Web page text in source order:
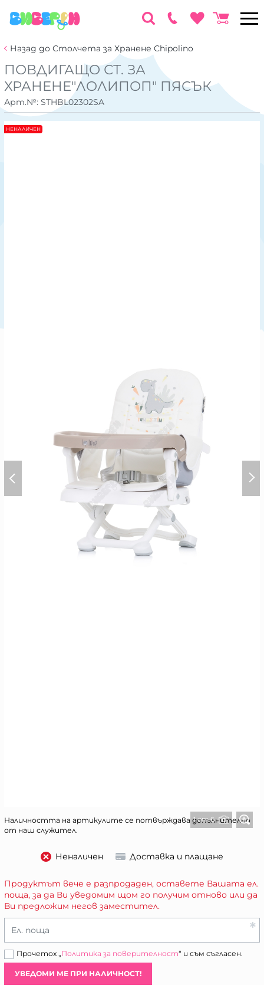
Назад до Столчета за Хранене Chipolino
ПОВДИГАЩО СТ. ЗА
ХРАНЕНЕ"ЛOЛИПОП" ПЯСЪК
Арт.№: STHBL02302SA
1 от 6
Наличността на артикулите се потвърждава допълнително
от наш служител.
НЕНАЛИЧЕН
Неналичен Доставка и плащане
Продуктът вече е разпродаден, оставете Вашата ел.
поща, за да Ви уведомим щом го получим отново или да
Ви предложим негов заместител.
Ел. поща
Прочетох „Политика за поверителност“ и съм съгласен.
УВЕДОМИ МЕ ПРИ НАЛИЧНОСТ!